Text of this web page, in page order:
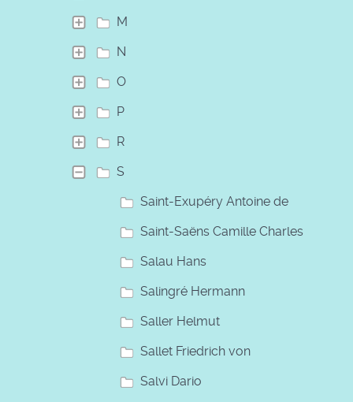
M
N
O
P
R
S
Saint-Exupéry Antoine de
Saint-Saëns Camille Charles
Salau Hans
Salingré Hermann
Saller Helmut
Sallet Friedrich von
Salvi Dario